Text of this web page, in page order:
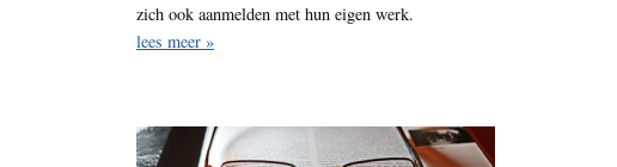
zich ook aanmelden met hun eigen werk.
lees meer »